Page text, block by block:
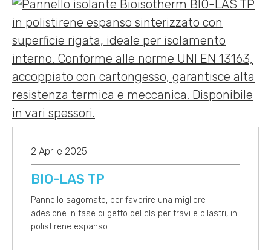
2 Aprile 2025
BIO-LAS TP
Pannello sagomato, per favorire una migliore
adesione in fase di getto del cls per travi e pilastri, in
polistirene espanso.